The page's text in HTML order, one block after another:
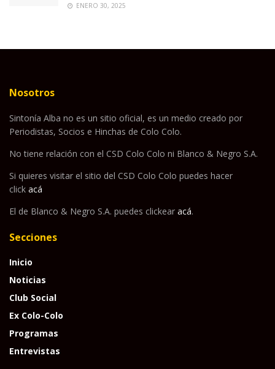
ENERO 30, 2025
Nosotros
Sintonía Alba no es un sitio oficial, es un medio creado por
Periodistas, Socios e Hinchas de Colo Colo.
No tiene relación con el CSD Colo Colo ni Blanco & Negro S.A.
Si quieres visitar el sitio del CSD Colo Colo puedes hacer
click acá
El de Blanco & Negro S.A. puedes clickear acá.
Secciones
Inicio
Noticias
Club Social
Ex Colo-Colo
Programas
Entrevistas